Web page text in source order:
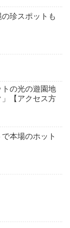
珍スポットも
の光の遊園地
」【アクセス方
本場のホット